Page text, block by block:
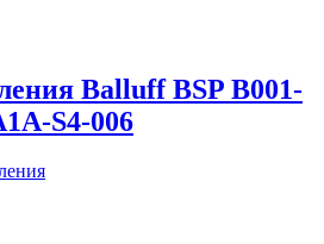
Balluff BSP B001-
S4-006